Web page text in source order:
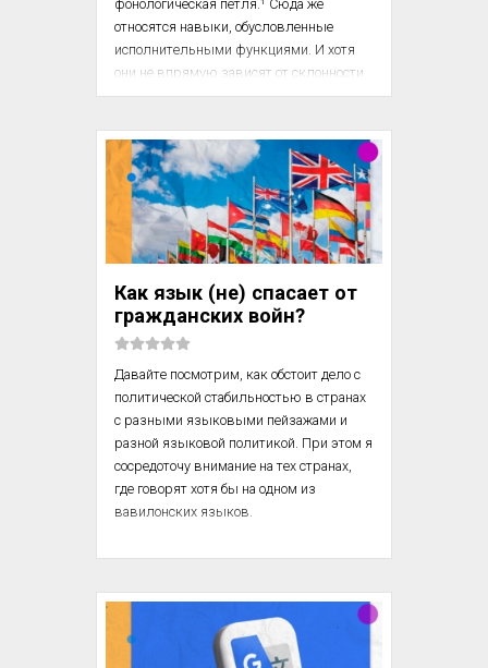
фонологическая петля.¹ Сюда же
относятся навыки, обусловленные
исполнительными функциями. И хотя
они не впрямую зависят от склонности
к систематизации, с их помощью вы
мозга, которая у взрослых людей
контролируется применением
различных «тормозов», например,
регулирующих рост новых клеток
и работу нейронных связей.
считать, что биохимические процессы
приводят к существованию ...
Как язык (не) спасает от
гражданских войн?
Давайте посмотрим, как обстоит дело с
политической стабильностью в странах
с разными языковыми пейзажами и
разной языковой политикой. При этом я
сосредоточу внимание на тех странах,
где говорят хотя бы на одном из
вавилонских языков.
С точки зрения распределения языков
выделить шесть разных ситуаций,
проиллюстрированных диаграммами.